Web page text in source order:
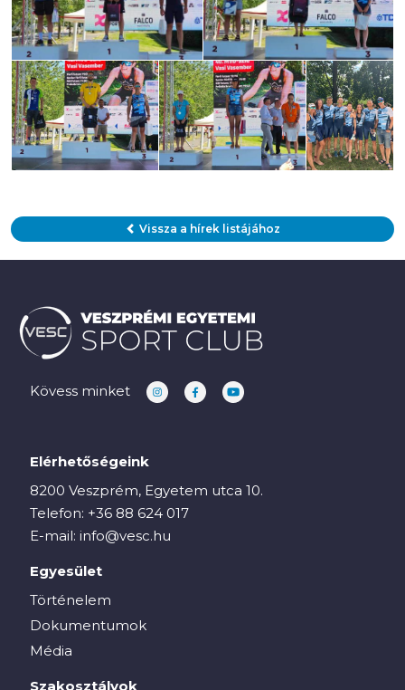
Vissza a hírek listájához
Kövess minket
Elérhetőségeink
8200 Veszprém, Egyetem utca 10.
Telefon: +36 88 624 017
E-mail: info@vesc.hu
Egyesület
Történelem
Dokumentumok
Média
Szakosztályok